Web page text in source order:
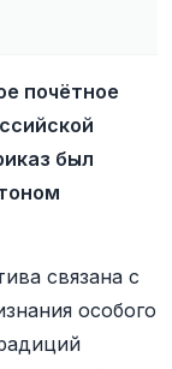
почётное
был
связана с
особого